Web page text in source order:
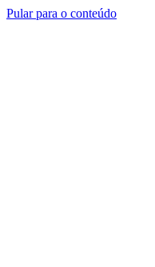
Pular para o conteúdo